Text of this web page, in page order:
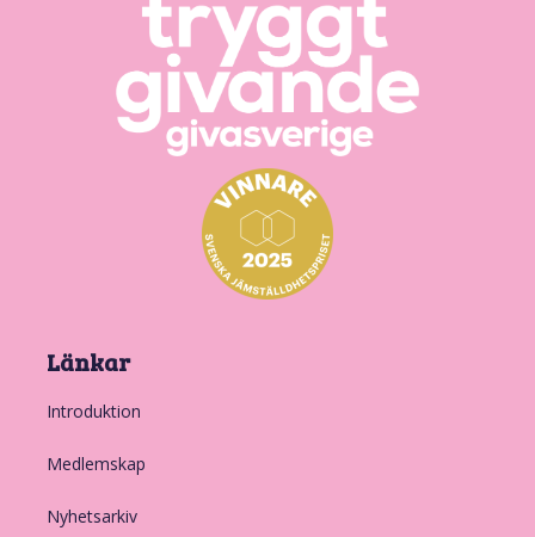
Länkar
Introduktion
Medlemskap
Nyhetsarkiv